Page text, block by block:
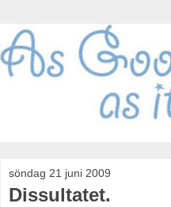
söndag 21 juni 2009
Dissultatet.